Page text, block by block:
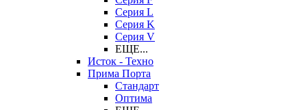
Серия L
Серия K
Серия V
ЕЩЕ...
Исток - Техно
Прима Порта
Стандарт
Оптима